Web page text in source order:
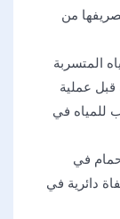
من
المتسربة
قبل عملية
للمياه في
في
دائرية في